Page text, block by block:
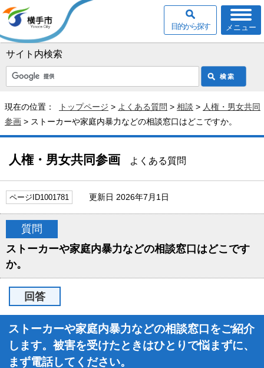
サイト内検索
メニュー
目的から探す
現在の位置： トップページ > よくある質問 > 相談 > 人権・男女共同
参画 > ストーカーや家庭内暴力などの相談窓口はどこですか。
人権・男女共同参画 よくある質問
ページID1001781 更新日 2026年7月1日
質問
ストーカーや家庭内暴力などの相談窓口はどこです
か。
回答
ストーカーや家庭内暴力などの相談窓口をご紹介
します。被害を受けたときはひとりで悩まずに、
まず電話してください。